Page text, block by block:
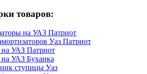
товаров:
на УАЗ Патриот
Уаз Патриот
на УАЗ Патриот
УАЗ Буханка
ступицы Уаз